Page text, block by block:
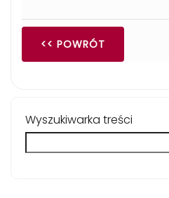
<< POWRÓT
Wyszukiwarka treści